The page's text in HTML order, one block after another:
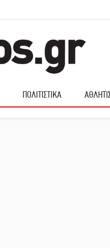
ΠΟΛΙΤΙΣΤΙΚΑ